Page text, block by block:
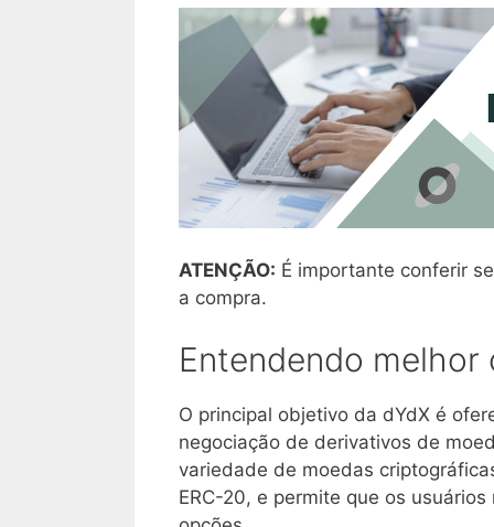
ATENÇÃO: É importante conferir
a compra.
Entendendo melhor
O principal objetivo da dYdX é
negociação de derivativos de
variedade de moedas
ERC-20, e permite que os